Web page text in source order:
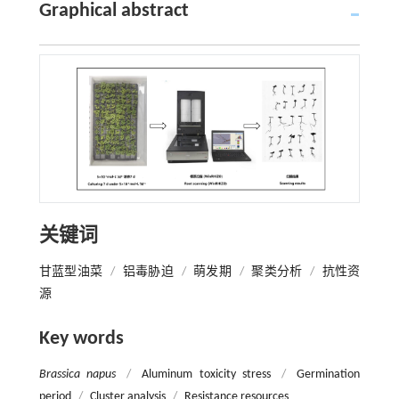
Graphical abstract
关键词
甘蓝型油菜 / 铝毒胁迫 / 萌发期 / 聚类分析 / 抗性资
源
Key words
Brassica napus / Aluminum toxicity stress /
Germination